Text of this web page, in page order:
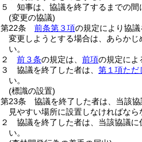
５
知事は、協議を終了するまでの間
(変更の協議)
第22条
前条第３項の規定により協
変更しようとする場合は、あらかじ
い。
２
前３条の規定は、 前項の規定によ
３
協議を終了した者は、 第１項ただ
い。
(標識の設置)
第23条
協議を終了した者は、当該
見やすい場所に設置しなければなら
２
協議を終了した者は、当該協議に
い。